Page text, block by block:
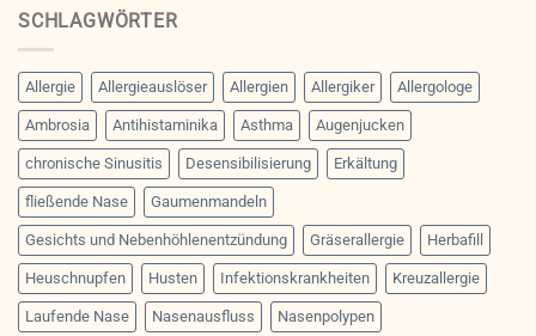
SCHLAGWÖRTER
Allergie Allergieauslöser Allergien Allergiker Allergologe
Ambrosia Antihistaminika Asthma Augenjucken
chronische Sinusitis Desensibilisierung Erkältung
fließende Nase Gaumenmandeln
Gesichts und Nebenhöhlenentzündung Gräserallergie Herbafill
Heuschnupfen Husten Infektionskrankheiten Kreuzallergie
Laufende Nase Nasenausfluss Nasenpolypen